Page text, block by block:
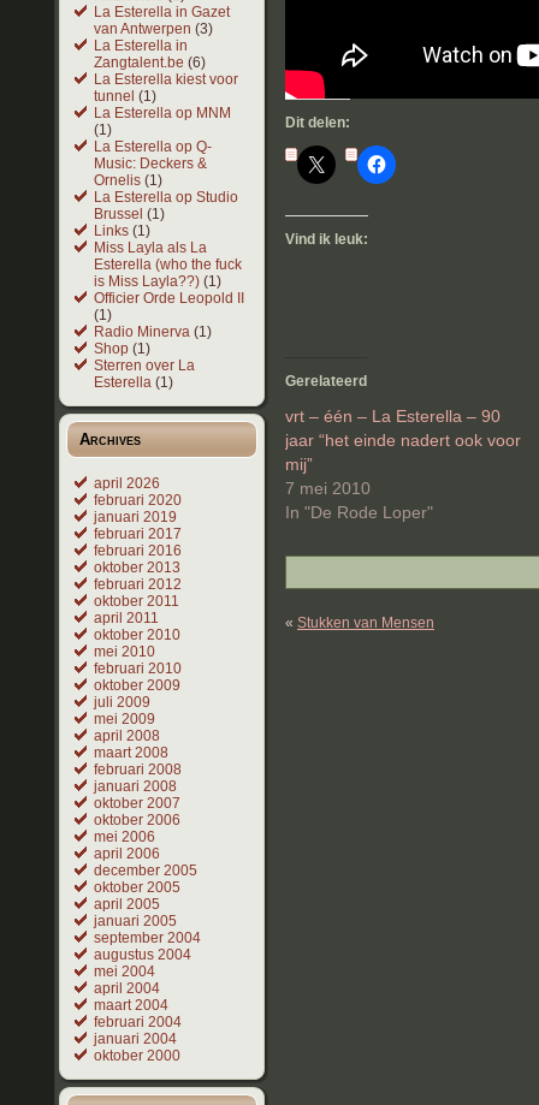
La Esterella in Gazet
van Antwerpen (3)
La Esterella in
Zangtalent.be (6)
La Esterella kiest voor
tunnel (1)
La Esterella op MNM
(1)
La Esterella op Q-
Music: Deckers &
Ornelis (1)
La Esterella op Studio
Brussel (1)
Links (1)
Miss Layla als La
Esterella (who the fuck
is Miss Layla??) (1)
Officier Orde Leopold II
(1)
Radio Minerva (1)
Shop (1)
Sterren over La
Esterella (1)
Archives
april 2026
februari 2020
januari 2019
februari 2017
februari 2016
oktober 2013
februari 2012
oktober 2011
april 2011
oktober 2010
mei 2010
februari 2010
oktober 2009
juli 2009
mei 2009
april 2008
maart 2008
februari 2008
januari 2008
oktober 2007
oktober 2006
mei 2006
april 2006
december 2005
oktober 2005
april 2005
januari 2005
september 2004
augustus 2004
mei 2004
april 2004
maart 2004
februari 2004
januari 2004
oktober 2000
Dit delen:
Vind ik leuk:
Gerelateerd
vrt – één – La Esterella – 90
jaar “het einde nadert ook voor
mij”
7 mei 2010
In "De Rode Loper"
« Stukken van Mensen